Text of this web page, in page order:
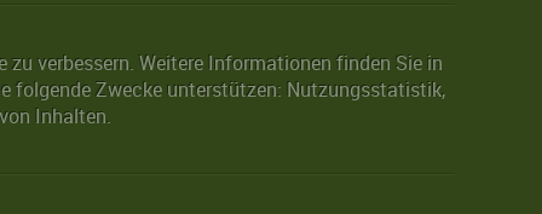
verbessern. Weitere Informationen finden Sie in
folgende Zwecke unterstützen: Nutzungsstatistik,
Inhalten.